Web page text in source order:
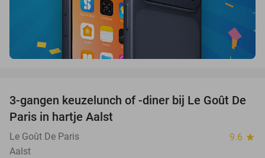
39%
3-gangen keuzelunch of -diner bij Le Goût De
Paris in hartje Aalst
Le Goût De Paris 9.6 star
Aalst